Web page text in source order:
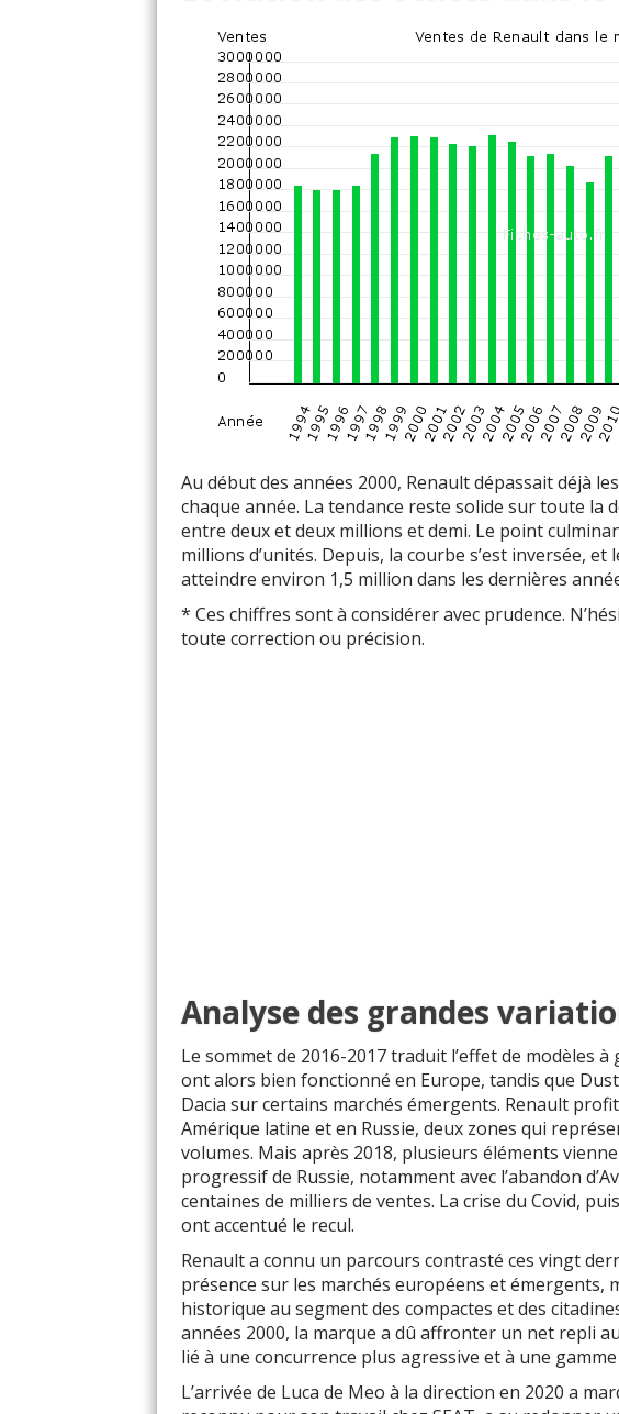
Au début des années 2000, Renault dépassait déjà
chaque année. La tendance reste solide sur toute la
entre deux et deux millions et demi. Le point
millions d’unités. Depuis, la courbe s’est inversée,
atteindre environ 1,5 million dans les dernières
* Ces chiffres sont à considérer avec prudence.
toute correction ou précision.
Analyse des grandes
Le sommet de 2016-2017 traduit l’effet de modèles
ont alors bien fonctionné en Europe, tandis que
Dacia sur certains marchés émergents. Renault
Amérique latine et en Russie, deux zones qui
volumes. Mais après 2018, plusieurs éléments
progressif de Russie, notamment avec l’abandon
centaines de milliers de ventes. La crise du Covid,
ont accentué le recul.
Renault a connu un parcours contrasté ces vingt
présence sur les marchés européens et émergents,
historique au segment des compactes et des
années 2000, la marque a dû affronter un net repli
lié à une concurrence plus agressive et à une
L’arrivée de Luca de Meo à la direction en 2020 a